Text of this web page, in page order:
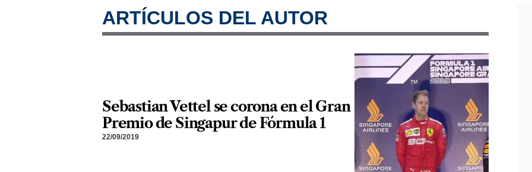
ARTÍCULOS DEL AUTOR
Sebastian Vettel se corona en el Gran
Premio de Singapur de Fórmula 1
22/09/2019